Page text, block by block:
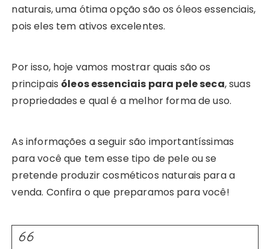
naturais, uma ótima opção são os óleos essenciais,
pois eles tem ativos excelentes.
Por isso, hoje vamos mostrar quais são os
principais óleos essenciais para pele seca, suas
propriedades e qual é a melhor forma de uso.
As informações a seguir são importantíssimas
para você que tem esse tipo de pele ou se
pretende produzir cosméticos naturais para a
venda. Confira o que preparamos para você!